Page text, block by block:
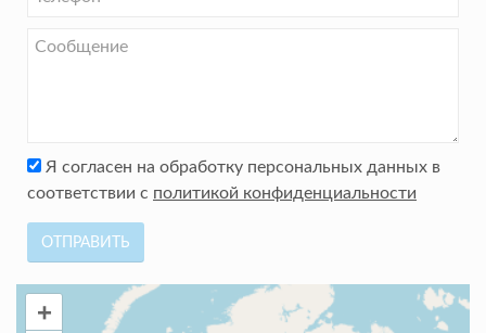
Я согласен на обработку персональных данных в
соответствии с политикой конфиденциальности
ОТПРАВИТЬ
+